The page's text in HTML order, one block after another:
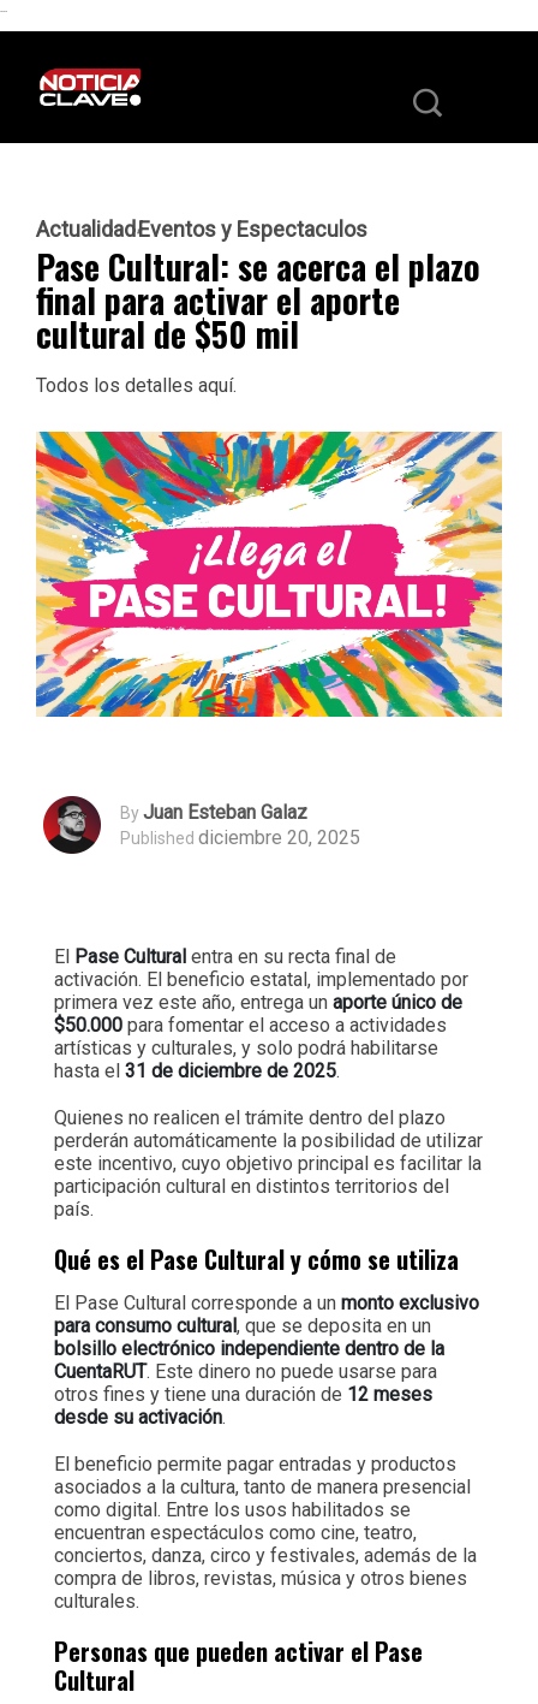
```
ActualidadEventos y Espectaculos
Pase Cultural: se acerca el plazo
final para activar el aporte
cultural de $50 mil
Todos los detalles aquí.
ByJuan Esteban Galaz
Published diciembre 20, 2025
El Pase Cultural entra en su recta final de
activación. El beneficio estatal, implementado por
primera vez este año, entrega un aporte único de
$50.000 para fomentar el acceso a actividades
artísticas y culturales, y solo podrá habilitarse
hasta el 31 de diciembre de 2025.
Quienes no realicen el trámite dentro del plazo
perderán automáticamente la posibilidad de utilizar
este incentivo, cuyo objetivo principal es facilitar la
participación cultural en distintos territorios del
país.
Qué es el Pase Cultural y cómo se utiliza
El Pase Cultural corresponde a un monto exclusivo
para consumo cultural , que se deposita en un
bolsillo electrónico independiente dentro de la
CuentaRUT. Este dinero no puede usarse para
otros fines y tiene una duración de 12 meses
desde su activación.
El beneficio permite pagar entradas y productos
asociados a la cultura, tanto de manera presencial
como digital. Entre los usos habilitados se
encuentran espectáculos como cine, teatro,
conciertos, danza, circo y festivales, además de la
compra de libros, revistas, música y otros bienes
culturales.
Personas que pueden activar el Pase
Cultural